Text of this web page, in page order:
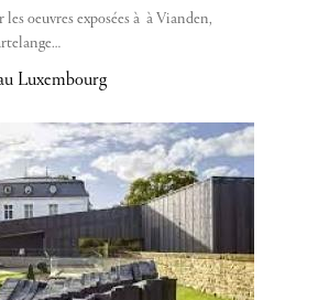
oeuvres exposées à à Vianden,
…
Luxembourg